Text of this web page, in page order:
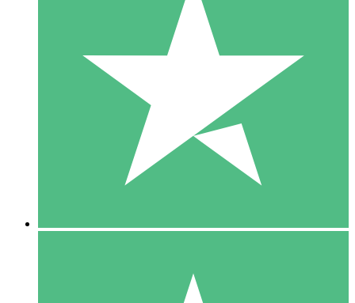
Pacchetti di Crediti Individuali
Paga a consumo con crediti di download. Nessun impegno
1 Download
10
US$1500
10 Download